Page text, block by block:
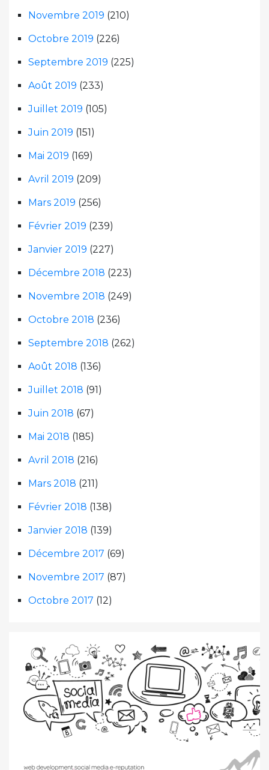
Novembre 2019 (210)
Octobre 2019 (226)
Septembre 2019 (225)
Août 2019 (233)
Juillet 2019 (105)
Juin 2019 (151)
Mai 2019 (169)
Avril 2019 (209)
Mars 2019 (256)
Février 2019 (239)
Janvier 2019 (227)
Décembre 2018 (223)
Novembre 2018 (249)
Octobre 2018 (236)
Septembre 2018 (262)
Août 2018 (136)
Juillet 2018 (91)
Juin 2018 (67)
Mai 2018 (185)
Avril 2018 (216)
Mars 2018 (211)
Février 2018 (138)
Janvier 2018 (139)
Décembre 2017 (69)
Novembre 2017 (87)
Octobre 2017 (12)